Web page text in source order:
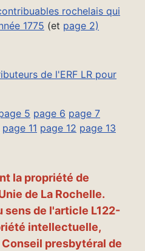
rochelais qui
1775 (et page 2)
de l'ERF LR pour
5 page 6 page 7
page 11 page 12 page 13
la propriété de
de La Rochelle.
sens de l'article L122-
intellectuelle,
presbytéral de